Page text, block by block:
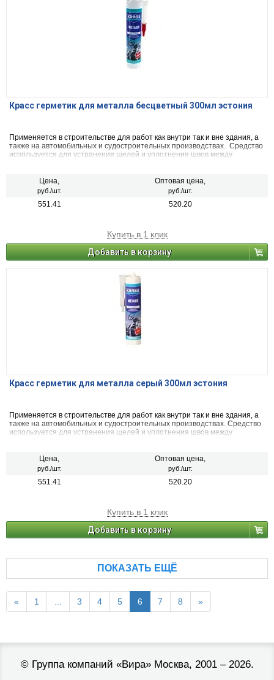
Красс герметик для металла бесцветный 300мл эстония
Применяется в строительстве для работ как внутри так и вне здания, а
также на автомобильных и судостроительных производствах. Средство
используется для устранения щелей и уплотнения швов между
водоотталкивающими свойствами.
Цена,
руб./шт.
Оптовая цена,
руб./шт.
551.41 520.20
Купить в 1 клик
Добавить в корзину
Красс герметик для металла серый 300мл эстония
Применяется в строительстве для работ как внутри так и вне здания, а
также на автомобильных и судостроительных производствах. Средство
используется для устранения щелей и уплотнения швов между
водоотталкивающими свойствами.
Цена,
руб./шт.
Оптовая цена,
руб./шт.
551.41 520.20
Купить в 1 клик
Добавить в корзину
ПОКАЗАТЬ ЕЩЁ
« 1 ... 3 4 5 6 7 8 »
© Группа компаний «Вира»Москва, 2001 – 2026.